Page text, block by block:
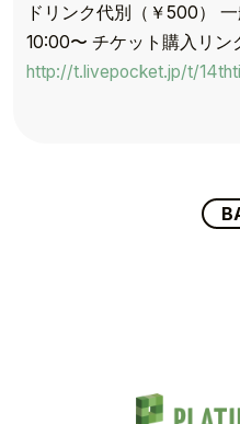
TOP
TOPICS
ドリンク代別（￥500）
10:00〜 チケット購入リン
http://t.livepocket.jp/t/